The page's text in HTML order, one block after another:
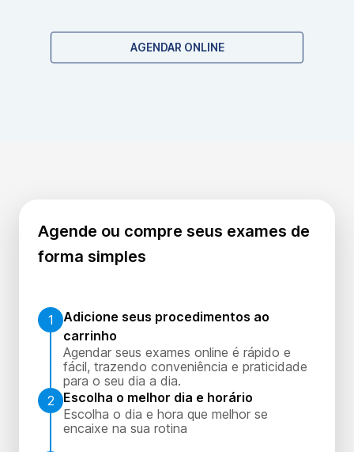
específicas para este exame genético.
AGENDAR ONLINE
Agende ou compre seus exames de
forma simples
1
Adicione seus procedimentos ao
carrinho
Agendar seus exames online é rápido e
fácil, trazendo conveniência e praticidade
para o seu dia a dia.
2
Escolha o melhor dia e horário
Escolha o dia e hora que melhor se
encaixe na sua rotina